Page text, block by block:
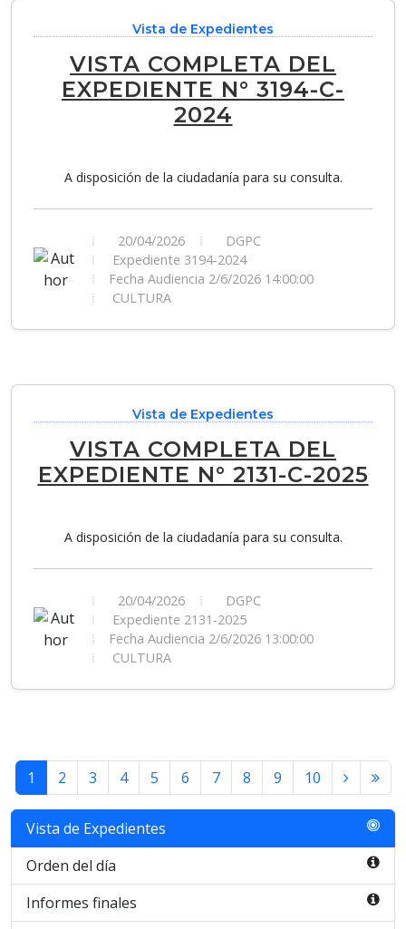
Vista de Expedientes
VISTA COMPLETA DEL
EXPEDIENTE N° 3194-C-
2024
A disposición de la ciudadanía para su consulta.
20/04/2026
DGPC
Expediente 3194-2024
Fecha Audiencia 2/6/2026 14:00:00
CULTURA
Vista de Expedientes
VISTA COMPLETA DEL
EXPEDIENTE N° 2131-C-2025
A disposición de la ciudadanía para su consulta.
20/04/2026
DGPC
Expediente 2131-2025
Fecha Audiencia 2/6/2026 13:00:00
CULTURA
1 2 3 4 5 6 7 8 9 10
Vista de Expedientes
Orden del día
Informes finales